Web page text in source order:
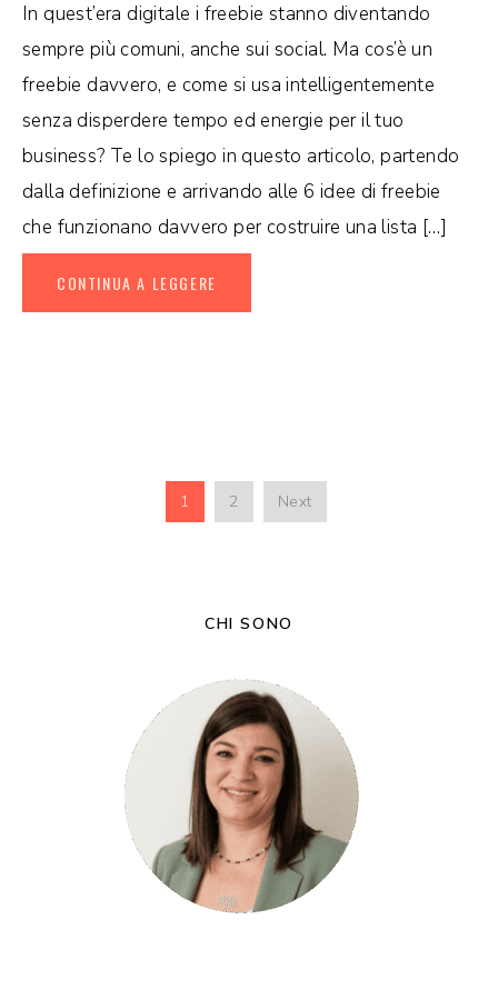
In quest’era digitale i freebie stanno diventando
sempre più comuni, anche sui social. Ma cos’è un
freebie davvero, e come si usa intelligentemente
senza disperdere tempo ed energie per il tuo
business? Te lo spiego in questo articolo, partendo
dalla definizione e arrivando alle 6 idee di freebie
che funzionano davvero per costruire una lista […]
CONTINUA A LEGGERE
1 2 Next
CHI SONO